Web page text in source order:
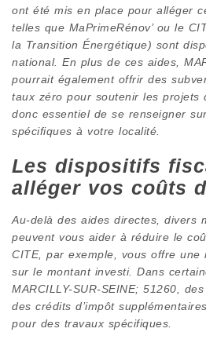
ont été mis en place pour alléger
telles que MaPrimeRénov’ ou le
la Transition Énergétique) sont
national. En plus de ces aides,
pourrait également offrir des
taux zéro pour soutenir les projets
donc essentiel de se renseigner
spécifiques à votre localité.
Les dispositifs
alléger vos coûts
Au-delà des aides directes, divers
peuvent vous aider à réduire le
CITE, par exemple, vous offre une
sur le montant investi. Dans
MARCILLY-SUR-SEINE; 51260,
des crédits d’impôt
pour des travaux spécifiques.